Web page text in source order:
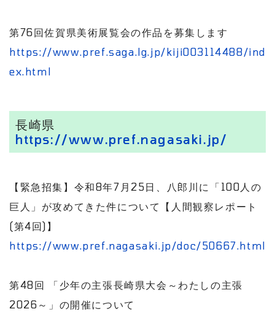
第76回佐賀県美術展覧会の作品を募集します
https://www.pref.saga.lg.jp/kiji003114488/ind
ex.html
長崎県
https://www.pref.nagasaki.jp/
【緊急招集】令和8年7月25日、八郎川に「100人の
巨人」が攻めてきた件について【人間観察レポート
(第4回)】
https://www.pref.nagasaki.jp/doc/50667.html
第48回 「少年の主張長崎県大会～わたしの主張
2026～」の開催について